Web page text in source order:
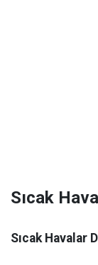
Sıcak
Sıcak Havalar